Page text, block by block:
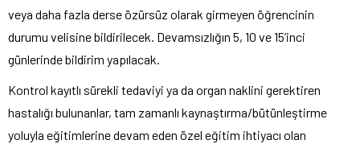
veya daha fazla derse özürsüz olarak girmeyen öğrencinin
durumu velisine bildirilecek. Devamsızlığın 5, 10 ve 15’inci
günlerinde bildirim yapılacak.
Kontrol kayıtlı sürekli tedaviyi ya da organ naklini gerektiren
hastalığı bulunanlar, tam zamanlı kaynaştırma/bütünleştirme
yoluyla eğitimlerine devam eden özel eğitim ihtiyacı olan